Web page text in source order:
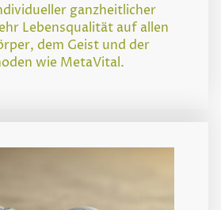
ganzheitlicher
Lebensqualität auf allen
dem Geist und der
wie MetaVital.